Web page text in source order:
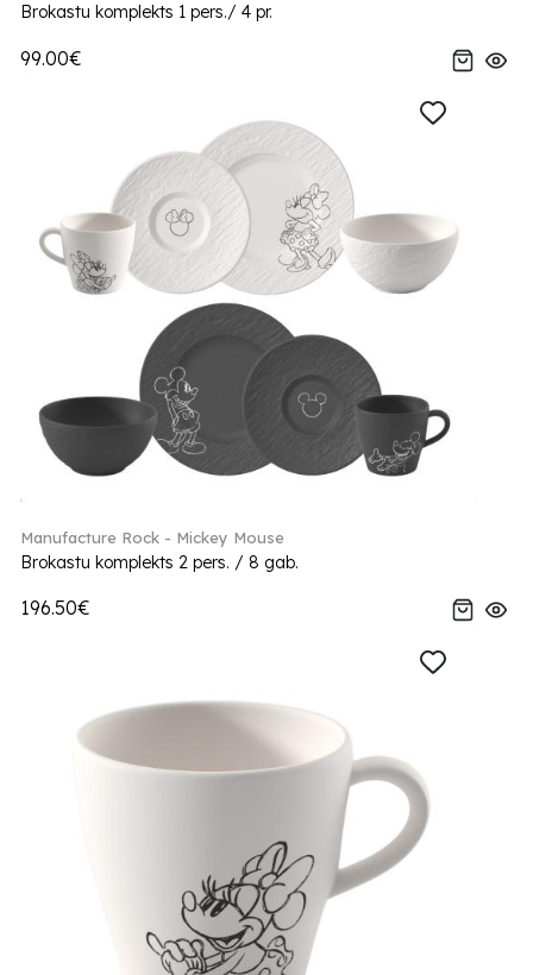
Brokastu komplekts 1 pers./ 4 pr.
99.00€
Manufacture Rock - Mickey Mouse
Brokastu komplekts 2 pers. / 8 gab.
196.50€